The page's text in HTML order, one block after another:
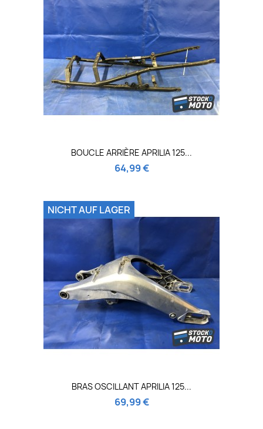
BOUCLE ARRIÈRE APRILIA 125...
64,99 €
BRAS OSCILLANT APRILIA 125...
69,99 €
NICHT AUF LAGER